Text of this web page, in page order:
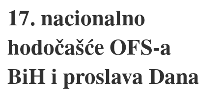
17. nacionalno
hodočašće OFS-a
BiH i proslava Dana